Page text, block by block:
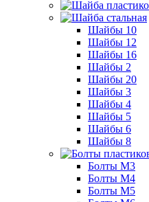
Шайбы 10
Шайбы 12
Шайбы 16
Шайбы 2
Шайбы 20
Шайбы 3
Шайбы 4
Шайбы 5
Шайбы 6
Шайбы 8
Болты М3
Болты М4
Болты М5